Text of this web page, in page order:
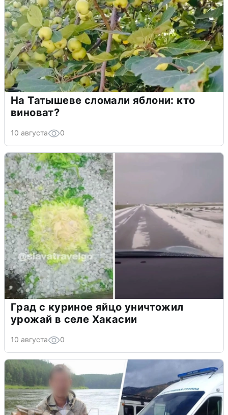
На Татышеве сломали яблони: кто
виноват?
10 августа 0
Град с куриное яйцо уничтожил
урожай в селе Хакасии
10 августа 0